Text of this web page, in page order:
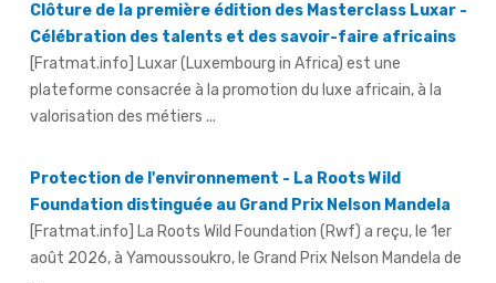
Célébration des talents et des savoir-faire africains
[Fratmat.info] Luxar (Luxembourg in Africa) est une
plateforme consacrée à la promotion du luxe africain, à la
valorisation des métiers ...
Foundation distinguée au Grand Prix Nelson Mandela
[Fratmat.info] La Roots Wild Foundation (Rwf) a reçu, le 1er
août 2026, à Yamoussoukro, le Grand Prix Nelson Mandela de
...